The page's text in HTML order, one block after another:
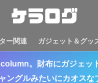
ー関連 ガジェット＆グッ
。財布にガジェッ
ングルみたいにカオスな